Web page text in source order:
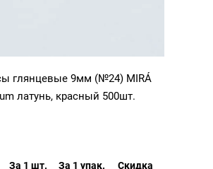
глянцевые 9мм (№24) MIRÁ
латунь, красный 500шт.
За 1 шт. За 1 упак. Скидка